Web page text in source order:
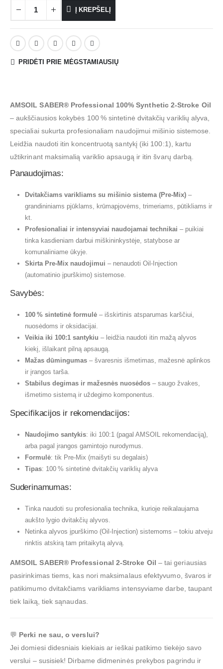
Į KREPŠELĮ
PRIDĖTI PRIE MĖGSTAMIAUSIŲ
AMSOIL SABER® Professional 100% Synthetic 2-Stroke Oil
– aukščiausios kokybės 100 % sintetinė dvitakčių variklių alyva,
specialiai sukurta profesionaliam naudojimui mišinio sistemose.
Leidžia naudoti itin koncentruotą santykį (iki 100:1), kartu
užtikrinant maksimalią variklio apsaugą ir itin švarų darbą.
Panaudojimas:
Dvitakčiams varikliams su mišinio sistema (Pre-Mix)–
grandininiams pjūklams, krūmapjovėms, trimeriams, pūtikliams ir
kt.
Profesionaliai ir intensyviai naudojamai technikai – puikiai
tinka kasdieniam darbui miškininkystėje, statybose ar
komunaliniame ūkyje.
Skirta Pre-Mix naudojimui – nenaudoti Oil-Injection
(automatinio įpurškimo) sistemose.
Savybės:
100 % sintetinė formulė– išskirtinis atsparumas karščiui,
nuosėdoms ir oksidacijai.
Veikia iki 100:1 santykiu – leidžia naudoti itin mažą alyvos
kiekį, išlaikant pilną apsaugą.
Mažas dūmingumas– švaresnis išmetimas, mažesnė aplinkos
ir įrangos tarša.
Stabilus degimas ir mažesnės nuosėdos– saugo žvakes,
išmetimo sistemą ir uždegimo komponentus.
Specifikacijos ir rekomendacijos:
Naudojimo santykis: iki 100:1 (pagal AMSOIL rekomendaciją),
arba pagal įrangos gamintojo nurodymus.
Formulė: tik Pre-Mix (maišyti su degalais)
Tipas: 100 % sintetinė dvitakčių variklių alyva
Suderinamumas:
Tinka naudoti su profesionalia technika, kurioje reikalaujama
aukšto lygio dvitakčių alyvos.
Netinka alyvos įpurškimo (Oil-Injection) sistemoms – tokiu atveju
rinktis atskirą tam pritaikytą alyvą.
AMSOIL SABER® Professional 2-Stroke Oil – tai geriausias
pasirinkimas tiems, kas nori maksimalaus efektyvumo, švaros ir
patikimumo dvitakčiams varikliams intensyviame darbe, taupant
tiek laiką, tiek sąnaudas.
💬 Perki ne sau, o verslui?
Jei domiesi didesniais kiekiais ar ieškai patikimo tiekėjo savo
verslui – susisiek! Dirbame didmeninės prekybos pagrindu ir